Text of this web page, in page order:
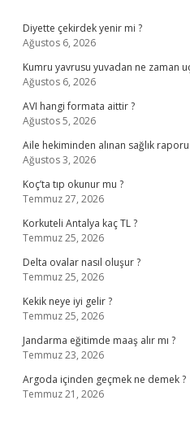
Diyette çekirdek yenir mi ?
Ağustos 6, 2026
Kumru yavrusu yuvadan ne zaman
Ağustos 6, 2026
AVI hangi formata aittir ?
Ağustos 5, 2026
Aile hekiminden alınan sağlık raporu
Ağustos 3, 2026
Koç’ta tıp okunur mu ?
Temmuz 27, 2026
Korkuteli Antalya kaç TL ?
Temmuz 25, 2026
Delta ovalar nasıl oluşur ?
Temmuz 25, 2026
Kekik neye iyi gelir ?
Temmuz 25, 2026
Jandarma eğitimde maaş alır mı ?
Temmuz 23, 2026
Argoda içinden geçmek ne demek ?
Temmuz 21, 2026